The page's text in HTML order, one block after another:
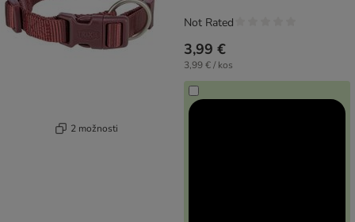
2 možnosti
3,99 €
3,99 € / kos
Not Rated